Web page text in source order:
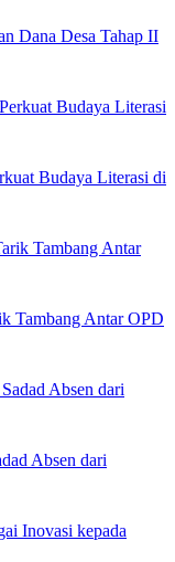
Dana Desa Tahap II
Budaya Literasi di
Tambang Antar OPD
Absen dari